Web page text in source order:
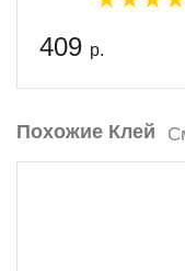
409 р.
Похожие Клей